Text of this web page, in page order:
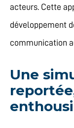
acteurs. Cette
développement
communication
Une